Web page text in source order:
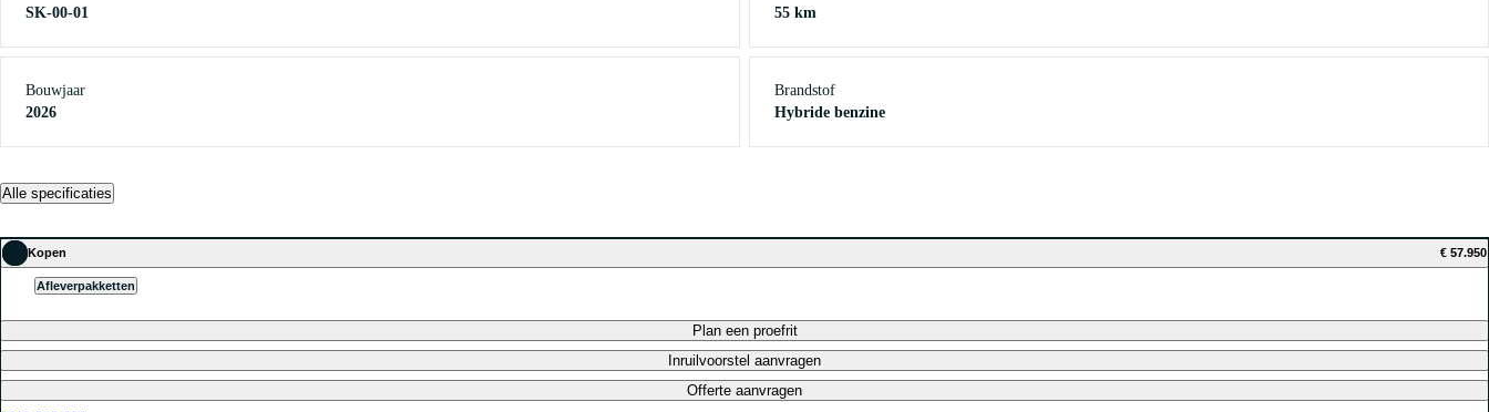
SK-00-01
55 km
Bouwjaar
2026
Brandstof
Hybride benzine
Alle specificaties
Kopen € 57.950
Afleverpakketten
Plan een proefrit
Inruilvoorstel aanvragen
Offerte aanvragen